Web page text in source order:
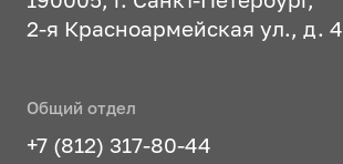
2-я Красноармейская ул., д. 4
Общий отдел
+7 (812) 317-80-44